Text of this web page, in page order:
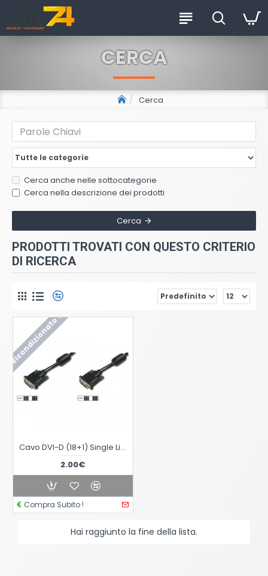
Cerca
CERCA
Cerca anche nelle sottocategorie
Cerca nella descrizione dei prodotti
Cerca
PRODOTTI TROVATI CON QUESTO CRITERIO
DI RICERCA
Ricondizionato !
Cavo DVI-D (18+1) Single Link maschio / maschio, con ferrite, mt 1.5
2.00€
Compra Subito !
Hai raggiunto la fine della lista.